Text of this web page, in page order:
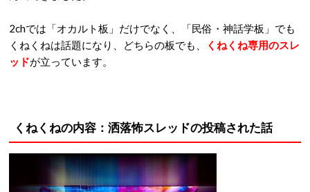
2chでは「オカルト板」だけでなく、「民俗・神話学板」でも
くねくねは話題になり、どちらの板でも、
くねくね専用のスレ
ッドが立っています。
くねくねの内容：洒落怖スレッドの投稿された話